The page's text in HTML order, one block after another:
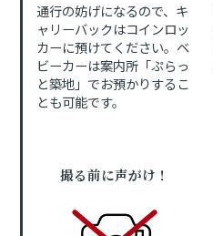
通行の妨げになるので、キ
ャリーバックはコインロッ
カーに預けてください。ベ
ビーカーは案内所「ぷらっ
と築地」でお預かりするこ
とも可能です。
撮る前に声がけ！